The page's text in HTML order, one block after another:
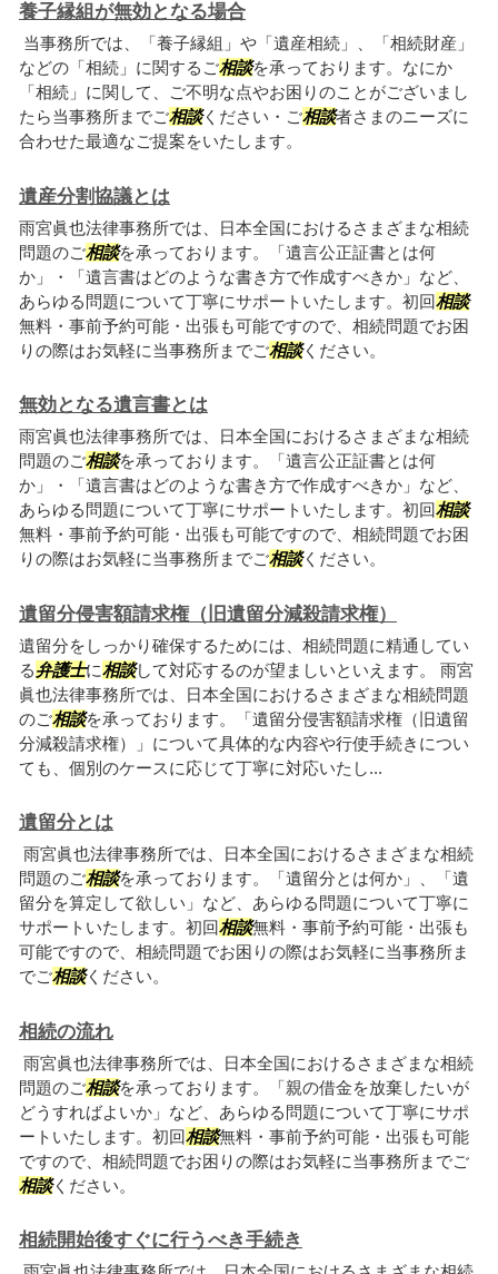
養子縁組が無効となる場合
当事務所では、「養子縁組」や「遺産相続」、「相続財産」
などの「相続」に関するご相談を承っております。なにか
「相続」に関して、ご不明な点やお困りのことがございまし
たら当事務所までご相談ください・ご相談者さまのニーズに
合わせた最適なご提案をいたします。
遺産分割協議とは
雨宮眞也法律事務所では、日本全国におけるさまざまな相続
問題のご相談を承っております。「遺言公正証書とは何
か」・「遺言書はどのような書き方で作成すべきか」など、
あらゆる問題について丁寧にサポートいたします。初回相談
無料・事前予約可能・出張も可能ですので、相続問題でお困
りの際はお気軽に当事務所までご相談ください。
無効となる遺言書とは
雨宮眞也法律事務所では、日本全国におけるさまざまな相続
問題のご相談を承っております。「遺言公正証書とは何
か」・「遺言書はどのような書き方で作成すべきか」など、
あらゆる問題について丁寧にサポートいたします。初回相談
無料・事前予約可能・出張も可能ですので、相続問題でお困
りの際はお気軽に当事務所までご相談ください。
遺留分侵害額請求権（旧遺留分減殺請求権）
遺留分をしっかり確保するためには、相続問題に精通してい
る弁護士に相談して対応するのが望ましいといえます。 雨宮
眞也法律事務所では、日本全国におけるさまざまな相続問題
のご相談を承っております。「遺留分侵害額請求権（旧遺留
分減殺請求権）」について具体的な内容や行使手続きについ
ても、個別のケースに応じて丁寧に対応いたし...
遺留分とは
雨宮眞也法律事務所では、日本全国におけるさまざまな相続
問題のご相談を承っております。「遺留分とは何か」、「遺
留分を算定して欲しい」など、あらゆる問題について丁寧に
サポートいたします。初回相談無料・事前予約可能・出張も
可能ですので、相続問題でお困りの際はお気軽に当事務所ま
でご相談ください。
相続の流れ
雨宮眞也法律事務所では、日本全国におけるさまざまな相続
問題のご相談を承っております。「親の借金を放棄したいが
どうすればよいか」など、あらゆる問題について丁寧にサポ
ートいたします。初回相談無料・事前予約可能・出張も可能
ですので、相続問題でお困りの際はお気軽に当事務所までご
相談ください。
相続開始後すぐに行うべき手続き